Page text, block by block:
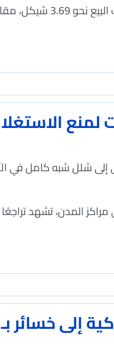
وبحسب متابعة "الاقتصادي"، بلغ متوسط سعر صرف الدولار الأمريكي أمام الشيكل خلال
لمنع
إلى شلل شبه كامل في
المدن، تشهد تراجعًا